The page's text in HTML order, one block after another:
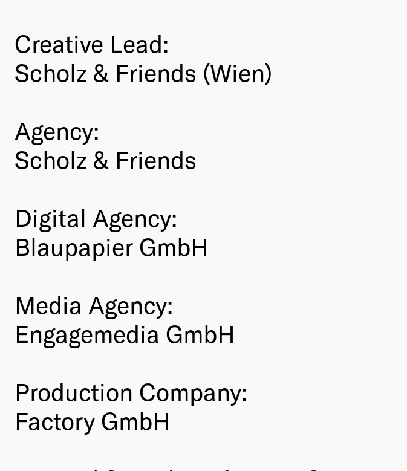
Creative Lead:
Scholz & Friends (Wien)
Agency:
Scholz & Friends
Digital Agency:
Blaupapier GmbH
Media Agency:
Engagemedia GmbH
Production Company:
Factory GmbH